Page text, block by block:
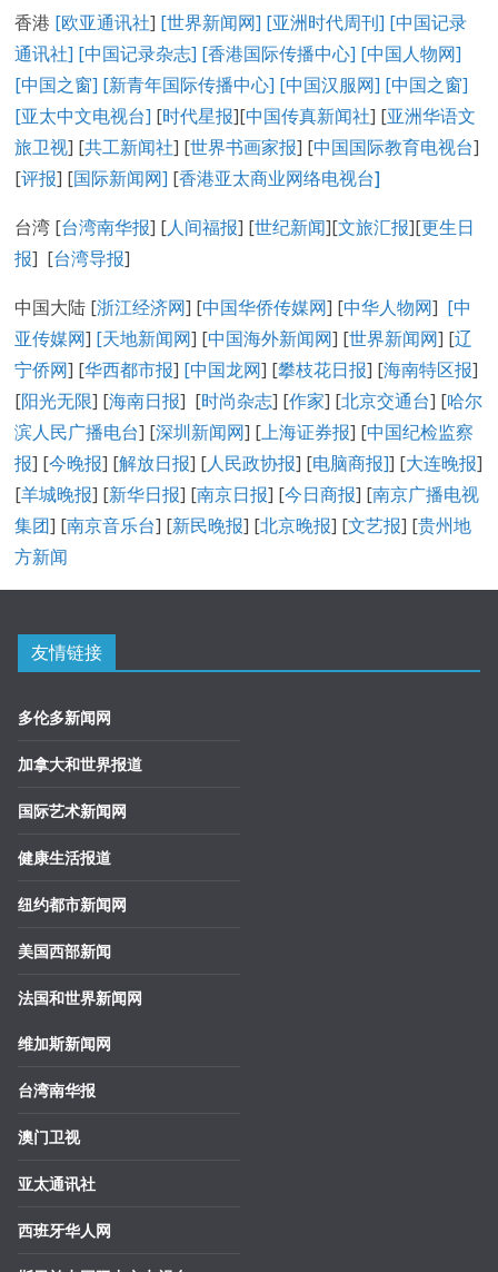
香港 [欧亚通讯社] [世界新闻网] [亚洲时代周刊] [中国记录
通讯社] [中国记录杂志] [香港国际传播中心] [中国人物网]
[中国之窗] [新青年国际传播中心] [中国汉服网] [中国之窗]
[亚太中文电视台] [时代星报][中国传真新闻社] [亚洲华语文
旅卫视] [共工新闻社] [世界书画家报] [中国国际教育电视台]
[评报] [国际新闻网] [香港亚太商业网络电视台]
台湾 [台湾南华报] [人间福报] [世纪新闻][文旅汇报][更生日
报] [台湾导报]
中国大陆 [浙江经济网] [中国华侨传媒网] [中华人物网] [中
亚传媒网] [天地新闻网] [中国海外新闻网] [世界新闻网] [辽
宁侨网] [华西都市报] [中国龙网] [攀枝花日报] [海南特区报]
[阳光无限] [海南日报] [时尚杂志] [作家] [北京交通台] [哈尔
滨人民广播电台] [深圳新闻网] [上海证券报] [中国纪检监察
报] [今晚报] [解放日报] [人民政协报] [电脑商报]] [大连晚报]
[羊城晚报] [新华日报] [南京日报] [今日商报] [南京广播电视
集团] [南京音乐台] [新民晚报] [北京晚报] [文艺报] [贵州地
方新闻
友情链接
多伦多新闻网
加拿大和世界报道
国际艺术新闻网
健康生活报道
纽约都市新闻网
美国西部新闻
法国和世界新闻网
维加斯新闻网
台湾南华报
澳门卫视
亚太通讯社
西班牙华人网